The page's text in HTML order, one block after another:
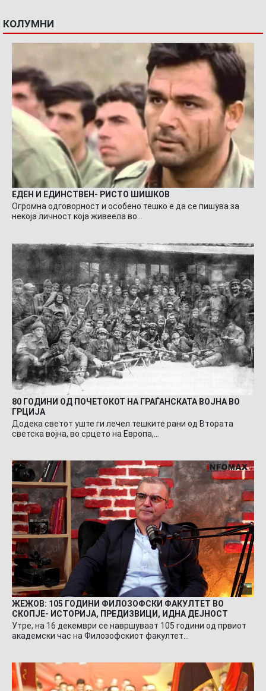
КОЛУМНИ
ЕДЕН И ЕДИНСТВЕН- РИСТО ШИШКОВ
Огромна одговорност и особено тешко е да се пишува за
некоја личност која живеела во…
80 ГОДИНИ ОД ПОЧЕТОКОТ НА ГРАЃАНСКАТА ВОЈНА ВО
ГРЦИЈА
Додека светот уште ги лечел тешките рани од Втората
светска војна, во срцето на Европа,…
ЖЕЖОВ: 105 ГОДИНИ ФИЛОЗОФСКИ ФАКУЛТЕТ ВО
СКОПЈЕ- ИСТОРИЈА, ПРЕДИЗВИЦИ, ИДНА ДЕЈНОСТ
Утре, на 16 декември се навршуваат 105 години од првиот
академски час на Филозофскиот факултет…